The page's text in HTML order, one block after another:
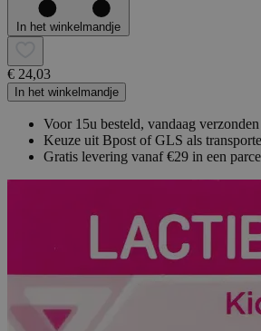
In het winkelmandje
€ 24,03
In het winkelmandje
Voor 15u besteld, vandaag verzonden
Keuze uit Bpost of GLS als
Gratis levering vanaf €29 in een